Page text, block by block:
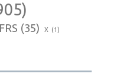
(35) Х (1)